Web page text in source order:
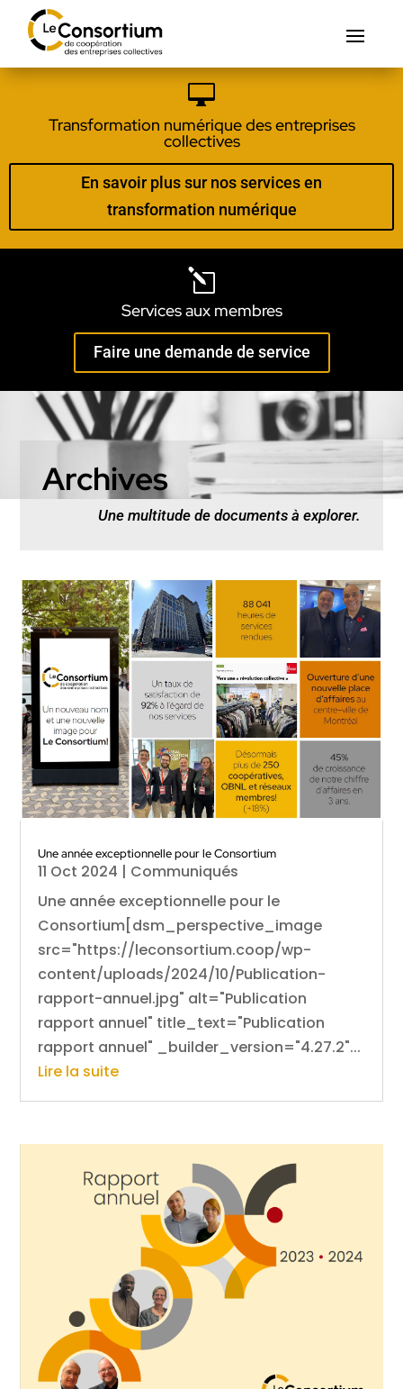

Transformation numérique des entreprises
collectives
En savoir plus sur nos services en
transformation numérique
l
Services aux membres
Faire une demande de service
Archives
Une multitude de documents à explorer.
Une année exceptionnelle pour le Consortium
11 Oct 2024 | Communiqués
Une année exceptionnelle pour le
Consortium[dsm_perspective_image
src="https://leconsortium.coop/wp-
content/uploads/2024/10/Publication-
rapport-annuel.jpg" alt="Publication
rapport annuel" title_text="Publication
rapport annuel" _builder_version="4.27.2"...
Lire la suite